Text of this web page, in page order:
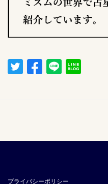
プライバシーポリシー